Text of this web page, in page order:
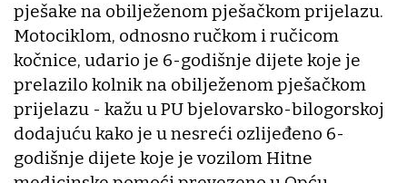
pješake na obilježenom pješačkom prijelazu.
Motociklom, odnosno ručkom i ručicom
kočnice, udario je 6-godišnje dijete koje je
prelazilo kolnik na obilježenom pješačkom
prijelazu - kažu u PU bjelovarsko-bilogorskoj
dodajuću kako je u nesreći ozlijeđeno 6-
godišnje dijete koje je vozilom Hitne